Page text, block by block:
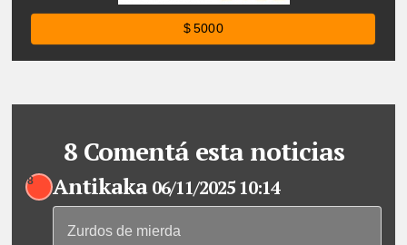
$ 5000
8 Comentá esta noticias
8 Antikaka 06/11/2025 10:14
Zurdos de mierda